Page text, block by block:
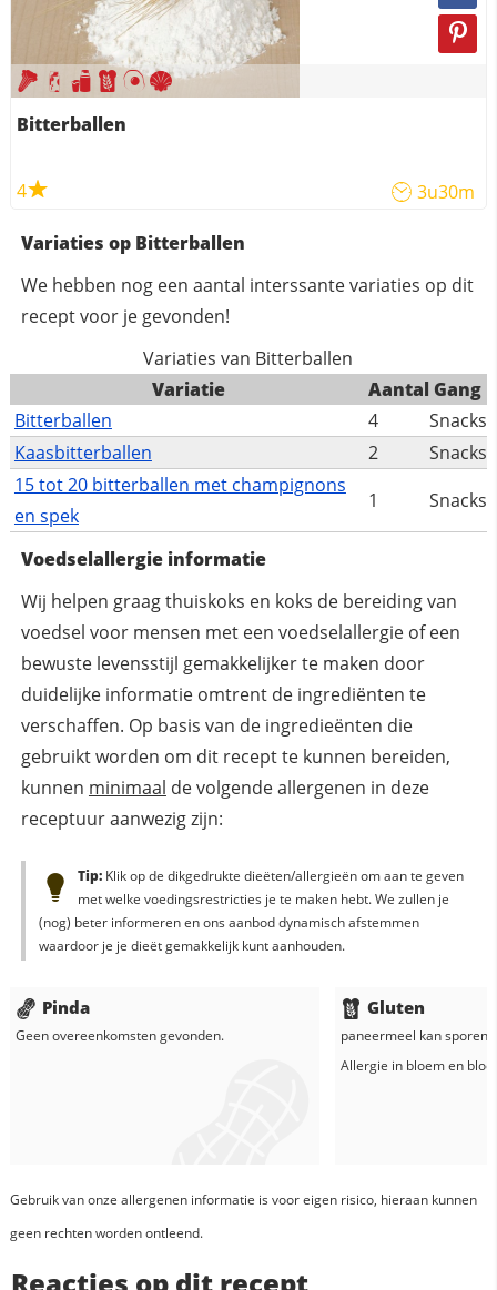
Bitterballen
4 3u30m
Variaties op Bitterballen
We hebben nog een aantal interssante variaties op dit
recept voor je gevonden!
Variaties van Bitterballen
Variatie
Aantal Gang
Bitterballen
4
Snacks
Kaasbitterballen
2
Snacks
15 tot 20 bitterballen met champignons
en spek
1 Snacks
Voedselallergie informatie
Wij helpen graag thuiskoks en koks de bereiding van
voedsel voor mensen met een voedselallergie of een
bewuste levensstijl gemakkelijker te maken door
duidelijke informatie omtrent de ingrediënten te
verschaffen. Op basis van de ingredieënten die
gebruikt worden om dit recept te kunnen bereiden,
kunnen minimaal de volgende allergenen in deze
receptuur aanwezig zijn:
Tip:Klik op de dikgedrukte dieëten/allergieën om aan te geven
met welke voedingsrestricties je te maken hebt. We zullen je
(nog) beter informeren en ons aanbod dynamisch afstemmen
waardoor je je dieët gemakkelijk kunt aanhouden.
Pinda
Geen overeenkomsten gevonden.
Gluten
paneermeel kan sporen
Allergie in bloemen
Gebruik van onze allergenen informatie is voor eigen risico, hieraan kunnen
geen rechten worden ontleend.